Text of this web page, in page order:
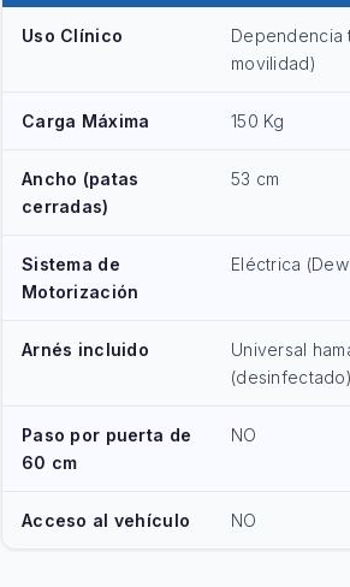
Uso Clínico
Dependencia
movilidad)
Carga Máxima 150 Kg
Ancho (patas
cerradas)
53 cm
Sistema de
Motorización
Eléctrica
Arnés incluido
Universal
(desinfectado)
Paso por puerta de
60 cm
NO
Acceso al vehículo NO